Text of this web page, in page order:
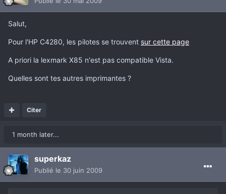
Salut,
Pour l'HP C4280, les pilotes se trouvent sur cette page
A priori la lexmark X85 n'est pas compatible Vista.
Quelles sont tes autres imprimantes ?
Citer
1 month later...
superkaz
Publié le 30 juin 2009